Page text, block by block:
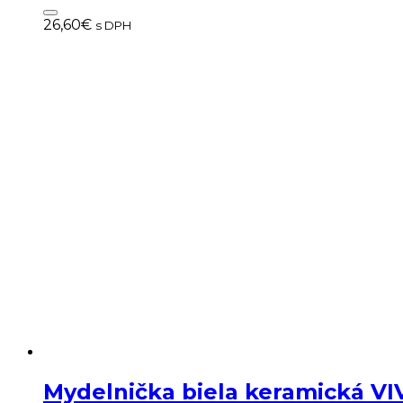
26,60€ s DPH
Mydelnička biela keramická